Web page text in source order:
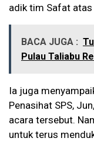
adik tim Safat atas
BACA JUGA :
Pulau Taliabu
Ia juga
Penasihat SPS,
acara tersebut.
untuk terus